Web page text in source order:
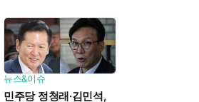
뉴스&이슈
민주당 정청래·김민석,